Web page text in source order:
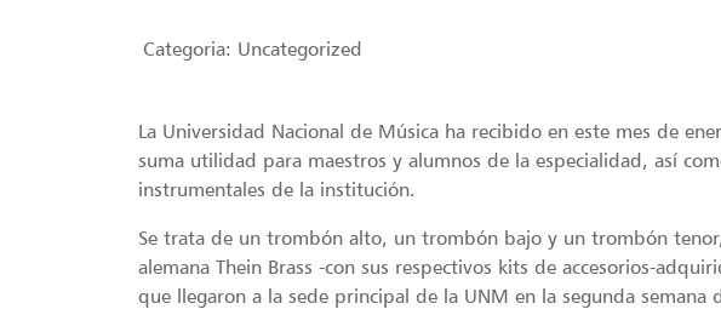
Categoria: Uncategorized
La Universidad Nacional de Música ha recibido en este mes de
suma utilidad para maestros y alumnos de la especialidad, así
instrumentales de la institución.
Se trata de un trombón alto, un trombón bajo y un trombón
alemana Thein Brass -con sus respectivos kits de accesorios-
que llegaron a la sede principal de la UNM en la segunda semana